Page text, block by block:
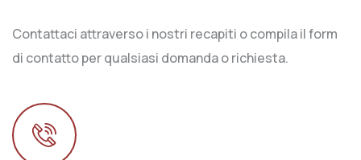
Contattaci attraverso i nostri recapiti o compila il form
di contatto per qualsiasi domanda o richiesta.